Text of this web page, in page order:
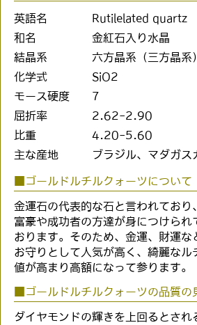
英語名
Rutilelated quartz
和名
金紅石入り水晶
結晶系
六方晶系（三方晶系
化学式
SiO2
モース硬度
7
屈折率
2.62-2.90
比重
4.20-5.60
主な産地
ブラジル、マダガス
■ゴールドルチルクォーツについて
金運石の代表的な石と言われており
富豪や成功者の方達が身につけられ
おります。そのため、金運、財運な
お守りとして人気が高く、綺麗なル
値が高まり高額になって参ります。
■ゴールドルチルクォーツの品質の
ダイヤモンドの輝きを上回るとされ